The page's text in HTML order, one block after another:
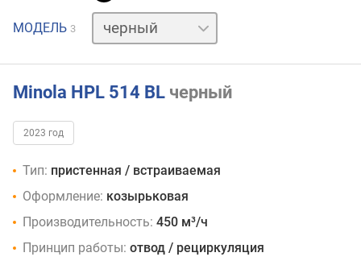
МОДЕЛЬ 3
нержавейка
Minola HPL 514 BL черный
2023 год
Тип: пристенная / встраиваемая
Оформление: козырьковая
Производительность: 450 м³/ч
Принцип работы: отвод / рециркуляция